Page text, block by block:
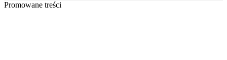
Promowane treści